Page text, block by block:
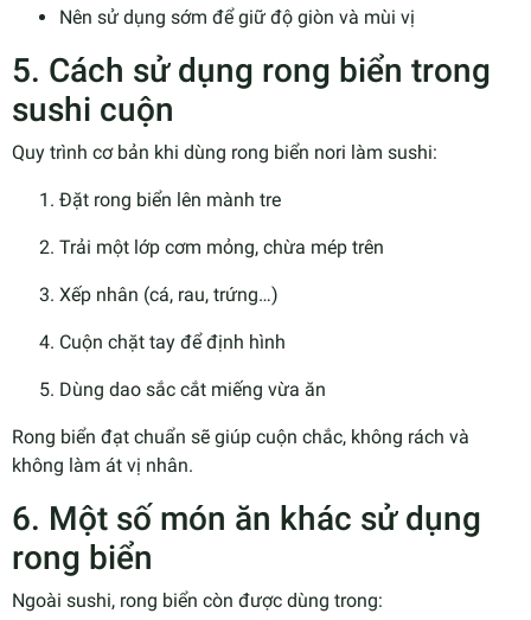
Nên sử dụng sớm để giữ độ giòn và mùi vị
5. Cách sử dụng rong biển trong
sushi cuộn
Quy trình cơ bản khi dùng rong biển nori làm sushi:
Đặt rong biển lên mành tre
Trải một lớp cơm mỏng, chừa mép trên
Xếp nhân (cá, rau, trứng…)
Cuộn chặt tay để định hình
Dùng dao sắc cắt miếng vừa ăn
Rong biển đạt chuẩn sẽ giúp cuộn chắc, không rách và
không làm át vị nhân.
6. Một số món ăn khác sử dụng
rong biển
Ngoài sushi, rong biển còn được dùng trong: